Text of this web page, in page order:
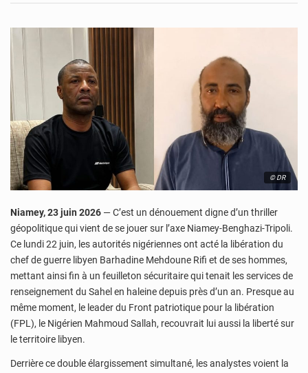
© DR
Niamey, 23 juin 2026 — C’est un dénouement digne d’un thriller
géopolitique qui vient de se jouer sur l’axe Niamey-Benghazi-Tripoli.
Ce lundi 22 juin, les autorités nigériennes ont acté la libération du
chef de guerre libyen Barhadine Mehdoune Rifi et de ses hommes,
mettant ainsi fin à un feuilleton sécuritaire qui tenait les services de
renseignement du Sahel en haleine depuis près d’un an. Presque au
même moment, le leader du Front patriotique pour la libération
(FPL), le Nigérien Mahmoud Sallah, recouvrait lui aussi la liberté sur
le territoire libyen.
Derrière ce double élargissement simultané, les analystes voient la